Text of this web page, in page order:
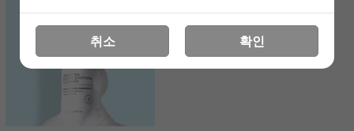
피부를 위해 / Replenix Green Tea
Gentle Soothing Cleanser
취소 확인